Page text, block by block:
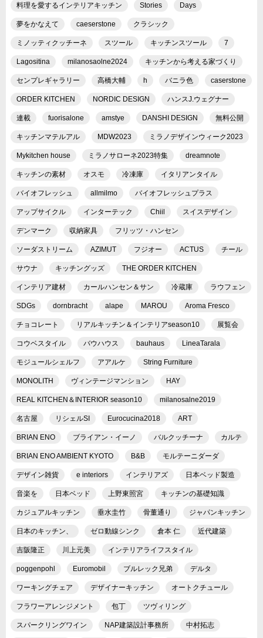
料理を愛するインテリアキッチン Stories Days
夢をかなえて caeserstone クラシック
ミノッティクッチーネ スツール キッチンスツール 7
Lagositina milanosaolne2024 キッチンから考える家づくり
センプレギャラリー 高橋大輔 h バニラ色 caserstone
ORDER KITCHEN NORDIC DESIGN ハンスJ.ウェグナー
連載 fuorisalone amstye DANSHI DESIGN 無料公開
キッチンマテルアル MDW2023 ミラノデザインウィーク2023
Mykitchen house ミラノサローネ2023特集 dreamnote
キッチンの素材 オスモ 冷凍庫 イタリアンタイル
バイオフレッシュ allmilmo バイオフレッシュプラス
アップサイクル インターテック Chiil スイスデザイン
デンマーク 収納家具 フリッツ・ハンセン
ソーダストリーム AZIMUT フジオー ACTUS チール
サウナ キッチングッズ THE ORDER KITCHEN
インテリア建材 カールハンセン＆サン 冷蔵庫 ラウフェン
SDGs dornbracht alape MAROU Aroma Fresco
チョコレート リアルキッチン＆インテリアseason10 展覧会
コウベスタイル バウハウス bauhaus LineaTarala
モジュールシェルフ アアルケ String Furniture
MONOLITH ヴィンテージマンション HAY
REAL KITCHEN＆INTERIOR season10 milanosalne2019
名古屋 リシェルSI Eurocucina2018 ART
BRIAN ENO ブライアン・イーノ バルクッチーナ カルテ
BRIAN ENO AMBIENT KYOTO B&B モルテーニダーダ
デザイン雑貨 e interiors インテリアズ 日本ベッド製造
音楽を 日本ベッド 上野東照宮 キッチンの基礎知識
カジュアルキッチン 垂水圭竹 骨董通り ジャパンキッチン
日本のキッチン、 ゼロ動線シンク 倉本 仁 近代建築
吉阪隆正 川上元美 インテリアライフスタイル
poggenpohl Euromobil ブルレック兄弟 デルタ
ワーキングチェア デザイナーキッチン オートクチュール
フラワーアレンジメント 包丁 ツヴィリング
スパークリングワイン NAP建築設計事務所 中村拓志